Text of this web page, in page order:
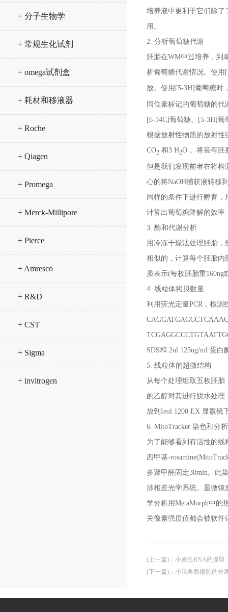
+ 分子生物学
+ 常规生化试剂
+ omega试剂盒
+ 耗材和移液器
+ Roche
+ Qiagen
+ Promega
+ Merck-Millipore
+ Pierce
+ Amresco
+ R&D
+ CST
+ Sigma
+ invitrogen
培养液中更利于它们除了
用。
2. 分析葡萄糖代谢
胚胎在WM中过培养，到
析葡萄糖代谢情况。使用
放。使用[5-3H]葡萄糖时
同位素标记的葡萄糖的
[6-14C]葡萄糖、[5-3H]
根据放射性物质的放射性
CO2 和3 H2O 。将装有胚
但是我们发现前者在将检
心的将NaOH捕获液转移
同样的条件下进行孵育
计算出葡萄糖降解的效率
3. 酶和代谢分析
用冷冻干燥法处理胚胎
相似的，计算每个胚胎内
质表示(每枚胚胎重160ng
4. 线粒体拷贝数量
利用荧光定量PCR，检
SDS和 2ul 125ug/ml 蛋
5. 线粒体的超微结构
从每个处理组取五枚胚胎
的乙醇对其进行脱水处理
放到Ieol 1200 EX 显微
6. MitoTracker 染色和分析
为了能够看到有活性的
四甲基-
多聚甲醛固定30min。此
涉相差光学系统。显微镜
学分析用MetaMorph中的
关像素强度值都会被软件
(上一篇) ： 小麦总RNA的提取
(下一篇) ： 小鼠角质细胞的分